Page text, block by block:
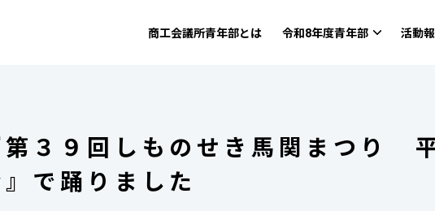
商工会議所青年部とは 令和8年度青年部 活動
第３９回しものせき馬関まつり
で踊りました